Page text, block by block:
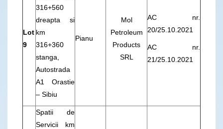
Lot
9
316+560
dreapta si
km
316+360
stanga,
Autostrada
A1 Orastie
– Sibiu
Pianu
Mol
Petroleum
Products
SRL
AC nr.
20/25.10.2021
AC nr.
21/25.10.2021
Spatii de
Servicii km